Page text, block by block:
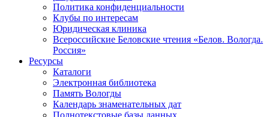
Политика конфиденциальности
Клубы по интересам
Юридическая клиника
Всероссийские Беловские чтения «Белов. Вологда.
Россия»
Ресурсы
Каталоги
Электронная библиотека
Память Вологды
Календарь знаменательных дат
Полнотекстовые базы данных